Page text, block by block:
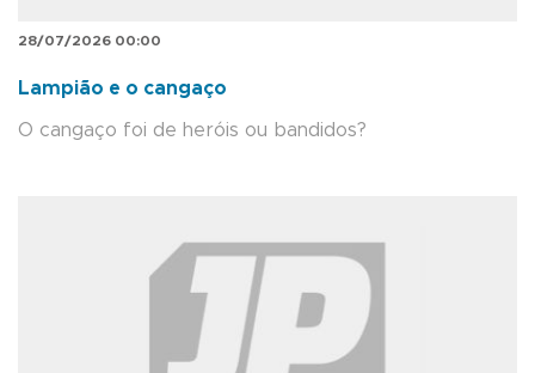
28/07/2026 00:00
Lampião e o cangaço
O cangaço foi de heróis ou bandidos?